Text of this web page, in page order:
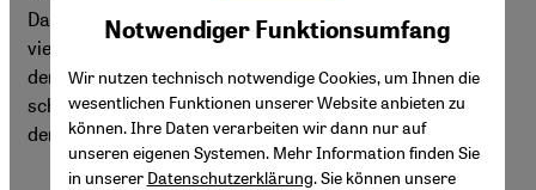
Dabei stimmt sie mit dem sunnitischen Mainstream in
vielem überein. Ihre Beziehung zur AKP zeigt Konflikte in
der religiös-politischen Landschaft der Türkei. Aktuell
scheitern beide Lager beim Versuch, eine ethischere, auf
dem Islam basierende Politik zu machen.
Notwendiger Funktionsumfang
Wir nutzen technisch notwendige Cookies, um Ihnen die
wesentlichen Funktionen unserer Website anbieten zu
können. Ihre Daten verarbeiten wir dann nur auf
unseren eigenen Systemen. Mehr Information finden Sie
in unserer Datenschutzerklärung. Sie können unsere
Google Maps Embed